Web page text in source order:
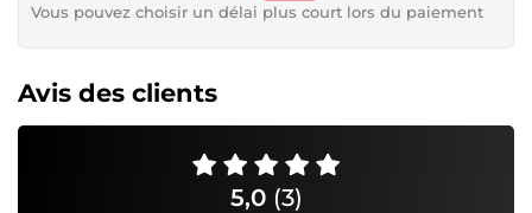
Vous pouvez choisir un délai plus court lors du paiement
Avis des clients
5,0 (3)